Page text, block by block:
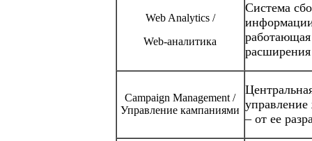
Web Analytics /
Web-ана­литика
Система
Campaign Management /
Управление кампания­ми
– от ее